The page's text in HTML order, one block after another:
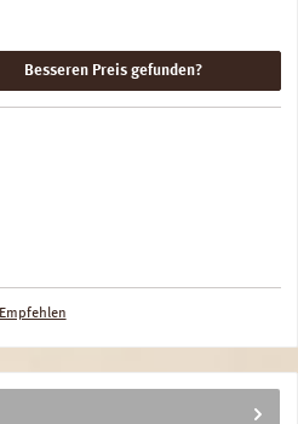
Besseren Preis gefunden?
Empfehlen